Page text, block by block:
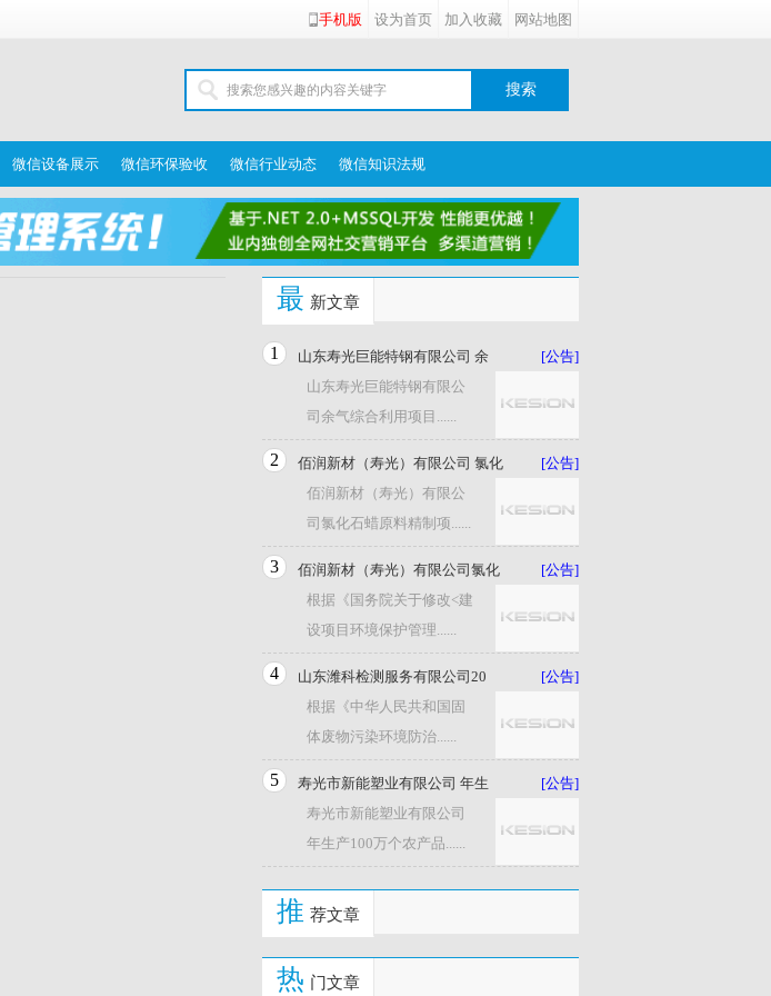
手机版 设为首页 加入收藏 网站地图
微信设备展示 微信环保验收 微信行业动态 微信知识法规
最 新文章
1 [公告]
山东寿光巨能特钢有限公司 余
山东寿光巨能特钢有限公
司余气综合利用项目......
2 [公告]
佰润新材（寿光）有限公司 氯化
佰润新材（寿光）有限公
司氯化石蜡原料精制项......
3 [公告]
佰润新材（寿光）有限公司氯化
根据《国务院关于修改<建
设项目环境保护管理......
4 [公告]
山东潍科检测服务有限公司20
根据《中华人民共和国固
体废物污染环境防治......
5 [公告]
寿光市新能塑业有限公司 年生
寿光市新能塑业有限公司
年生产100万个农产品......
推 荐文章
热 门文章